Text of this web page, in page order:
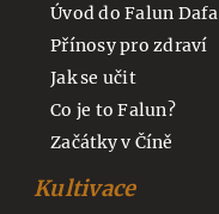
Úvod do Falun Dafa
Přínosy pro zdraví
Jak se učit
Co je to Falun?
Začátky v Číně
Kultivace